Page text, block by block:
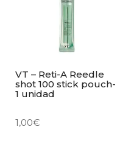
VT – Reti-A Reedle
shot 100 stick pouch-
1 unidad
1,00€